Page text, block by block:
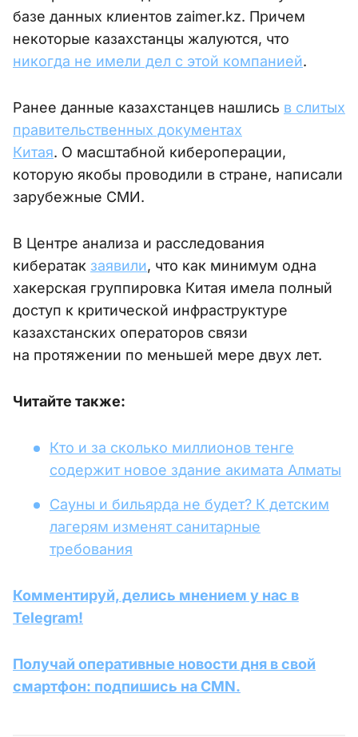
базе данных клиентов zaimer.kz. Причем
некоторые казахстанцы жалуются, что
никогда не имели дел с этой компанией.
Ранее данные казахстанцев нашлись в слитых
правительственных документах
Китая. О масштабной кибероперации,
которую якобы проводили в стране, написали
зарубежные СМИ.
В Центре анализа и расследования
кибератак заявили, что как минимум одна
хакерская группировка Китая имела полный
доступ к критической инфраструктуре
казахстанских операторов связи
на протяжении по меньшей мере двух лет.
Читайте также:
Кто и за сколько миллионов тенге
содержит новое здание акимата Алматы
Сауны и бильярда не будет? К детским
лагерям изменят санитарные
требования
Комментируй, делись мнением у нас в
Telegram!
Получай оперативные новости дня в свой
смартфон: подпишись на CMN.